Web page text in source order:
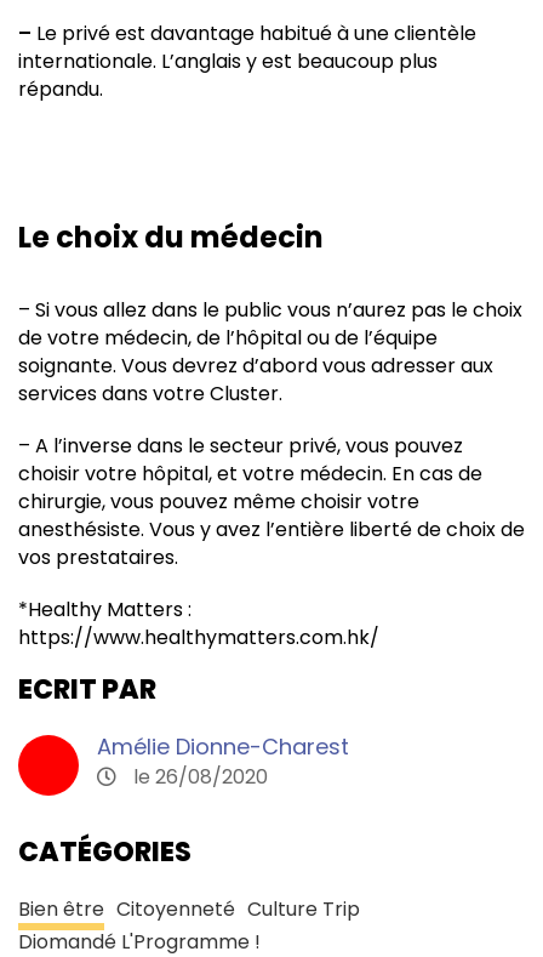
– Le privé est davantage habitué à une clientèle
internationale. L’anglais y est beaucoup plus
répandu.
Le choix du médecin
– Si vous allez dans le public vous n’aurez pas le choix
de votre médecin, de l’hôpital ou de l’équipe
soignante. Vous devrez d’abord vous adresser aux
services dans votre Cluster.
– A l’inverse dans le secteur privé, vous pouvez
choisir votre hôpital, et votre médecin. En cas de
chirurgie, vous pouvez même choisir votre
anesthésiste. Vous y avez l’entière liberté de choix de
vos prestataires.
*Healthy Matters :
https://www.healthymatters.com.hk/
ECRIT PAR
Amélie Dionne-Charest
le 26/08/2020
CATÉGORIES
Bien être Citoyenneté Culture Trip
Diomandé L'Programme !